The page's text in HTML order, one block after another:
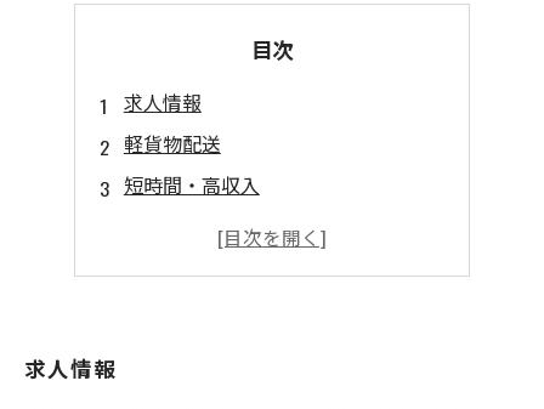
目次
求人情報
軽貨物配送
短時間・高収入
未経験歓迎
求人情報